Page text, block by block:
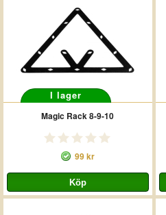
I lager
Magic Rack 8-9-10
99 kr